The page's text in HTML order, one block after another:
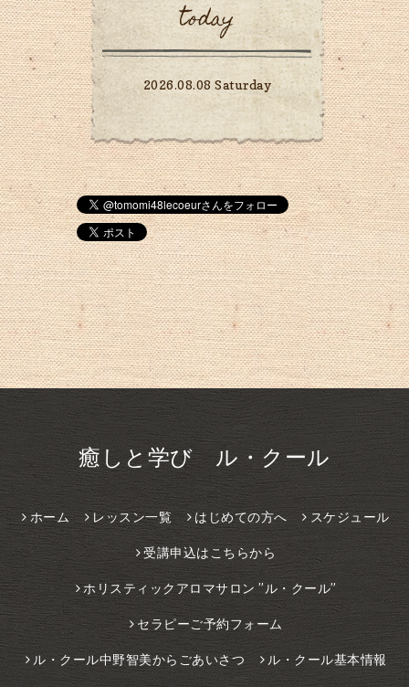
today
2026.08.08 Saturday
癒しと学び ル・クール
ホーム レッスン一覧 はじめての方へ スケジュール
受講申込はこちらから
ホリスティックアロマサロン ”ル・クール”
セラピーご予約フォーム
ル・クール中野智美からごあいさつ ル・クール基本情報